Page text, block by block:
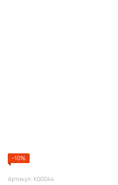
−10%
Артикул: К00044